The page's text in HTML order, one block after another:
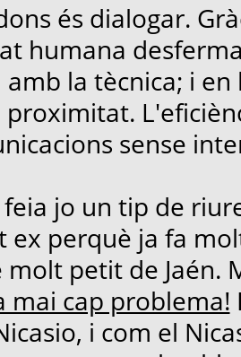
és dialogar.
humana
amb la tècnica; i
proximitat.
sense
jo un tip de
ex perquè ja fa
petit de Jaén.
mai cap problema!
i com el